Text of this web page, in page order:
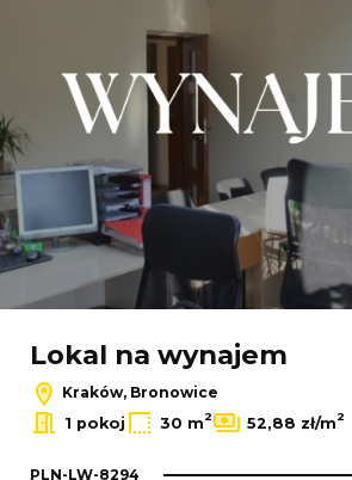
Lokal na wynajem
Kraków, Bronowice
1 pokoj
30 m2 52,88 zł/m2
PLN-LW-8294